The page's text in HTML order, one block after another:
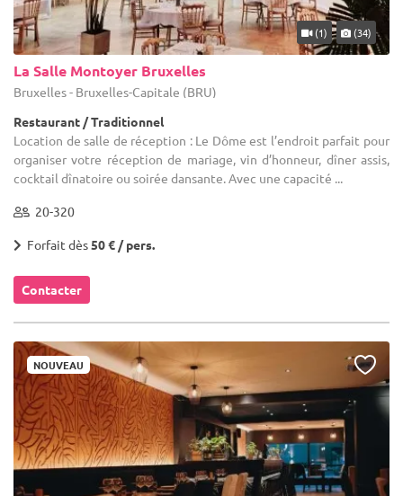
(1) (34)
La Salle Montoyer Bruxelles
Bruxelles - Bruxelles-Capitale (BRU)
Restaurant / Traditionnel
Location de salle de réception : Le Dôme est l’endroit parfait pour
organiser votre réception de mariage, vin d’honneur, dîner assis,
cocktail dînatoire ou soirée dansante. Avec une capacité ...
20-320
Forfait dès50 € / pers.
Contacter
NOUVEAU